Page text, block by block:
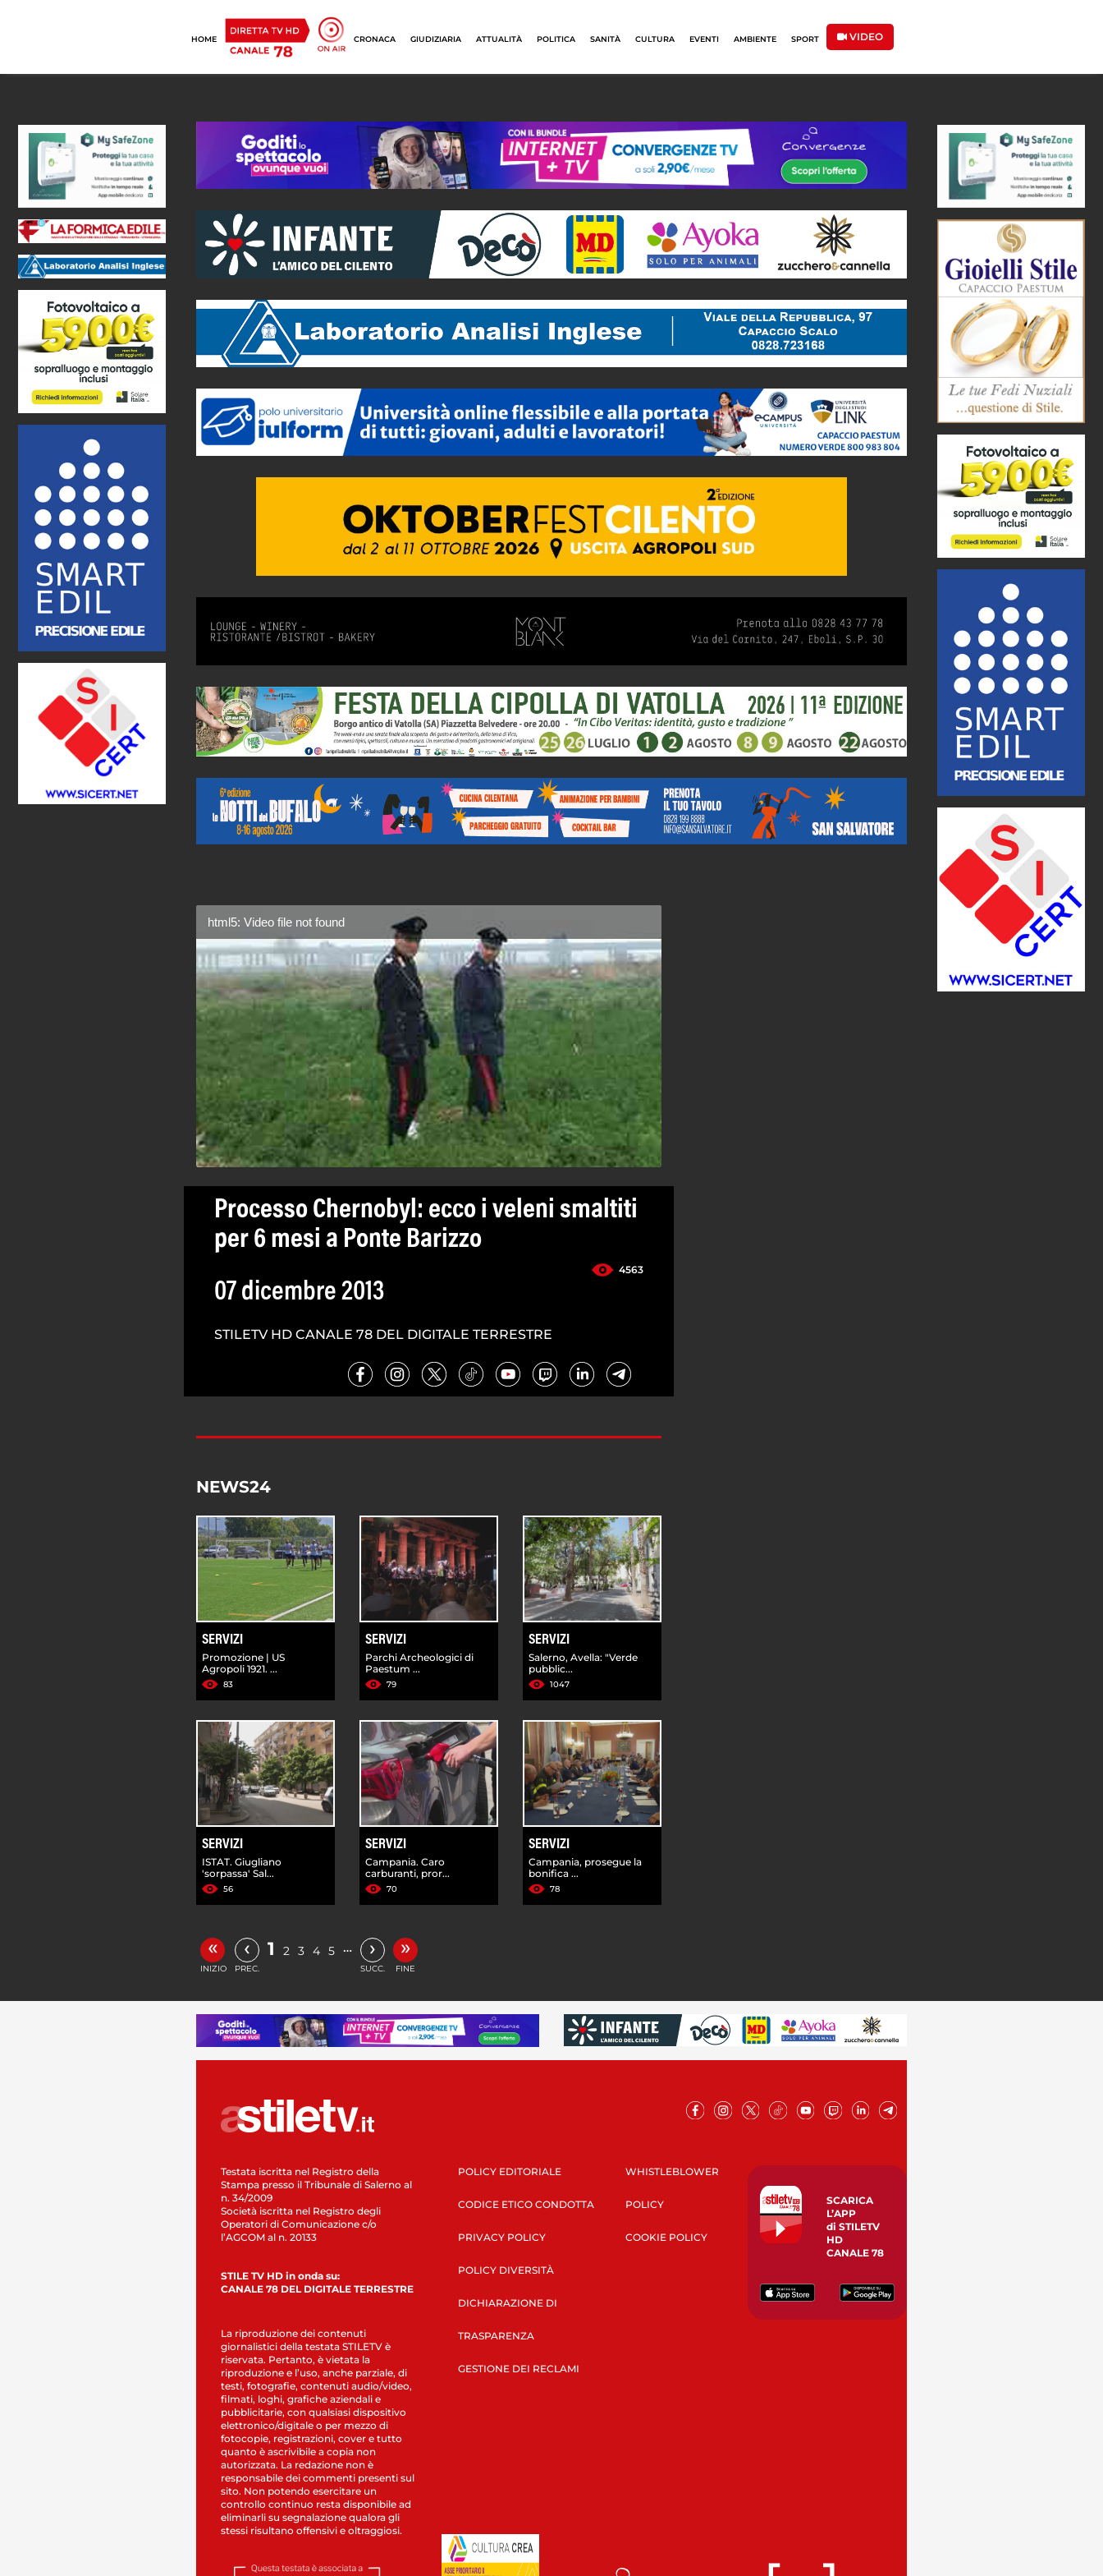
HOME CRONACA GIUDIZIARIA ATTUALITÀ POLITICA SANITÀ CULTURA EVENTI AMBIENTE SPORT VIDEO
html5: Video file not found
Processo Chernobyl: ecco i veleni smaltiti
per 6 mesi a Ponte Barizzo
4563
07 dicembre 2013
STILETV HD CANALE 78 DEL DIGITALE TERRESTRE
NEWS24
SERVIZI
Promozione | US
Agropoli 1921. ...
83
SERVIZI
Parchi Archeologici di
Paestum ...
79
SERVIZI
Salerno, Avella: "Verde
pubblic...
1047
SERVIZI
ISTAT. Giugliano
'sorpassa' Sal...
56
SERVIZI
Campania. Caro
carburanti, pror...
70
SERVIZI
Campania, prosegue la
bonifica ...
78
«
INIZIO
‹
PREC.
1 2 3 4 5 … ›
SUCC.
»
FINE
Testata iscritta nel Registro della
Stampa presso il Tribunale di Salerno al
n. 34/2009
Società iscritta nel Registro degli
Operatori di Comunicazione c/o
l’AGCOM al n. 20133
STILE TV HD in onda su:
CANALE 78 DEL DIGITALE TERRESTRE
La riproduzione dei contenuti
giornalistici della testata STILETV è
riservata. Pertanto, è vietata la
riproduzione e l’uso, anche parziale, di
testi, fotografie, contenuti audio/video,
filmati, loghi, grafiche aziendali e
pubblicitarie, con qualsiasi dispositivo
elettronico/digitale o per mezzo di
fotocopie, registrazioni, cover e tutto
quanto è ascrivibile a copia non
autorizzata. La redazione non è
responsabile dei commenti presenti sul
sito. Non potendo esercitare un
controllo continuo resta disponibile ad
eliminarli su segnalazione qualora gli
stessi risultano offensivi e oltraggiosi.
POLICY EDITORIALE
CODICE ETICO CONDOTTA
PRIVACY POLICY
POLICY DIVERSITÀ
DICHIARAZIONE DI
TRASPARENZA
GESTIONE DEI RECLAMI
WHISTLEBLOWER
POLICY
COOKIE POLICY
SCARICA
L’APP
di STILETV
HD
CANALE 78